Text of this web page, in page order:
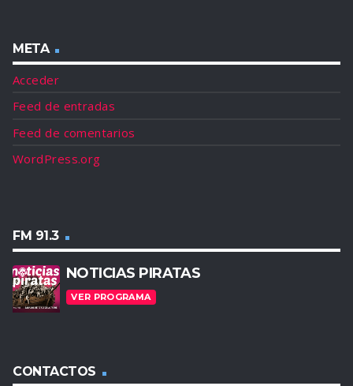
META
Acceder
Feed de entradas
Feed de comentarios
WordPress.org
FM 91.3
NOTICIAS PIRATAS
VER PROGRAMA
CONTACTOS